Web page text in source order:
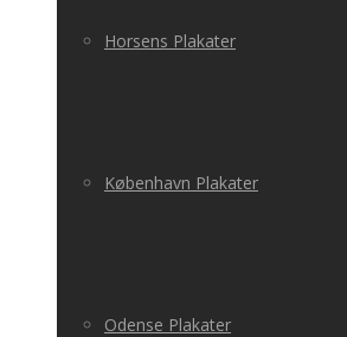
Horsens Plakater
København Plakater
Odense Plakater